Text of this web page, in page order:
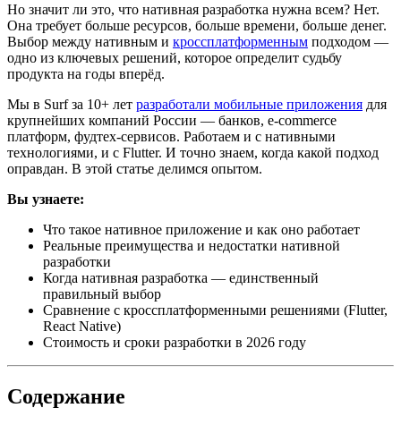
Но значит ли это, что нативная разработка нужна всем? Нет.
Она требует больше ресурсов, больше времени, больше денег.
Выбор между нативным и кроссплатформенным подходом —
одно из ключевых решений, которое определит судьбу
продукта на годы вперёд.
Мы в Surf за 10+ лет разработали мобильные приложения для
крупнейших компаний России — банков, e-commerce
платформ, фудтех-сервисов. Работаем и с нативными
технологиями, и с Flutter. И точно знаем, когда какой подход
оправдан. В этой статье делимся опытом.
Вы узнаете:
Что такое нативное приложение и как оно работает
Реальные преимущества и недостатки нативной
разработки
Когда нативная разработка — единственный
правильный выбор
Сравнение с кроссплатформенными решениями (Flutter,
React Native)
Стоимость и сроки разработки в 2026 году
Содержание